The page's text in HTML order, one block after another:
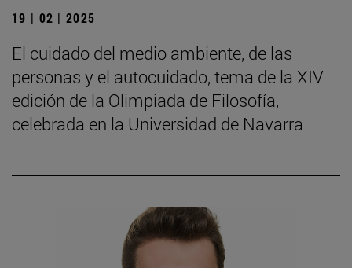
19 | 02 | 2025
El cuidado del medio ambiente, de las
personas y el autocuidado, tema de la XIV
edición de la Olimpiada de Filosofía,
celebrada en la Universidad de Navarra